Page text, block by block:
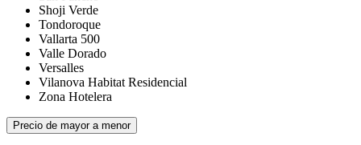
Shoji Verde
Tondoroque
Vallarta 500
Valle Dorado
Versalles
Vilanova Habitat Residencial
Zona Hotelera
Precio de mayor a menor